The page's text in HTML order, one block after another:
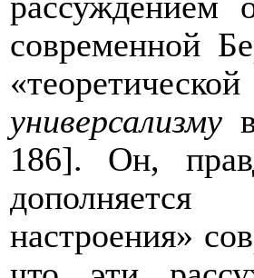
современной
универсализму
186]. Он,
настроения»